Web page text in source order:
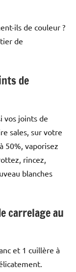
ils de couleur ?
de
de
vos joints de
sales, sur votre
50%, vaporisez
rincez,
blanches
carrelage au
et 1 cuillère à